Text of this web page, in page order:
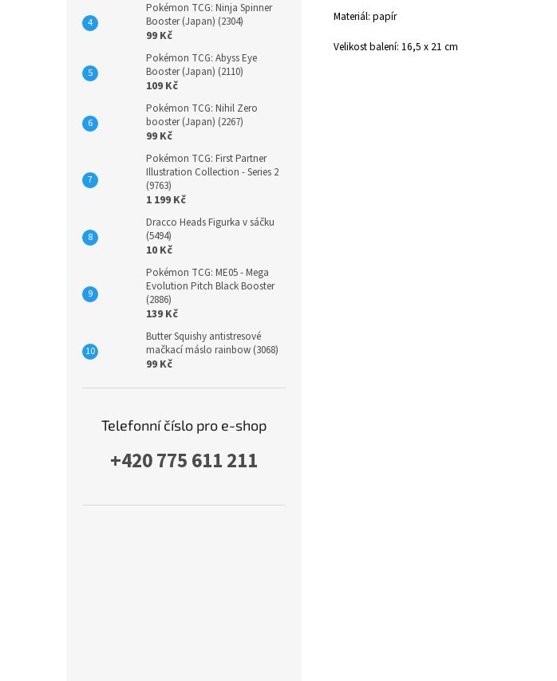
Pokémon TCG: Ninja Spinner
Booster (Japan) (2304)
99 Kč
Pokémon TCG: Abyss Eye
Booster (Japan) (2110)
109 Kč
Pokémon TCG: Nihil Zero
booster (Japan) (2267)
99 Kč
Pokémon TCG: First Partner
Illustration Collection - Series 2
(9763)
1 199 Kč
Dracco Heads Figurka v sáčku
(5494)
10 Kč
Pokémon TCG: ME05 - Mega
Evolution Pitch Black Booster
(2886)
139 Kč
Butter Squishy antistresové
mačkací máslo rainbow (3068)
99 Kč
Telefonní číslo pro e-shop
+420 775 611 211
Materiál: papír
Velikost balení: 16,5 x 21 cm